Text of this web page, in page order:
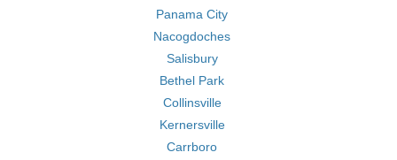
Panama City
Nacogdoches
Salisbury
Bethel Park
Collinsville
Kernersville
Carrboro